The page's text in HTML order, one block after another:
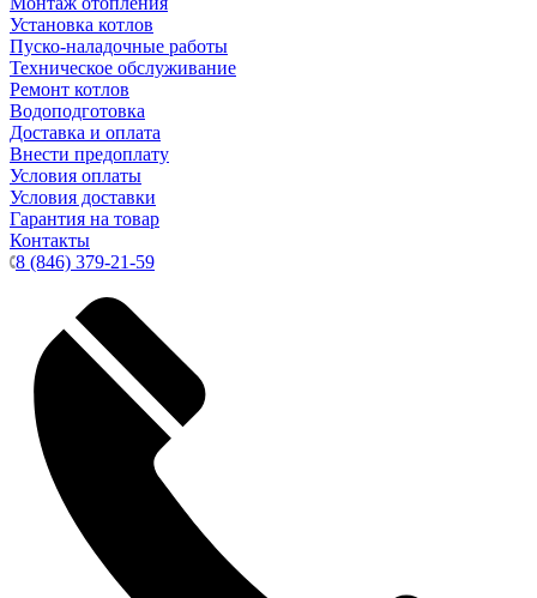
Установка котлов
Пуско-наладочные работы
Техническое обслуживание
Ремонт котлов
Водоподготовка
Доставка и оплата
Внести предоплату
Условия оплаты
Условия доставки
Гарантия на товар
Контакты
8 (846) 379-21-59